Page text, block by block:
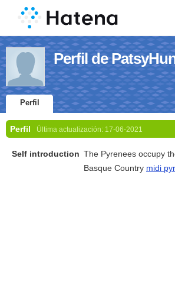
Perfil de
Perfil
Perfil Última actualización: 17-06-2021
Self introduction The Pyrenees occupy
Basque Country midi